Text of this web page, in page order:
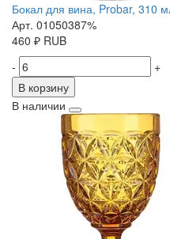
Бокал для вина, Probar, 310
Арт. 01050387%
460 ₽ RUB
-
+
В корзину
В наличии